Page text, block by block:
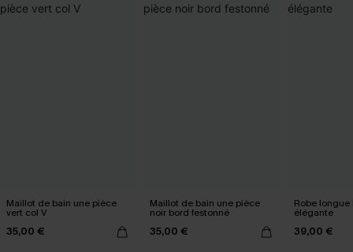
Maillot de bain une pièce
vert col V
35,00 €
Maillot de bain une pièce
noir bord festonné
35,00 €
Robe
élégante
39,00 €